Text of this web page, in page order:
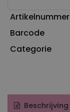
Artikelnummer
Barcode
Categorie
Beschrijving